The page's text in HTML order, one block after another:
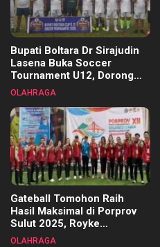
Bupati Boltara Dr Sirajudin
Lasena Buka Soccer
Tournament U12, Dorong
Pembinaan Merata di Setiap
OLAHRAGA
Gateball Tomohon Raih
Hasil Maksimal di Porprov
Sulut 2025, Royke
Tangkawarouw Ucapkan
OLAHRAGA